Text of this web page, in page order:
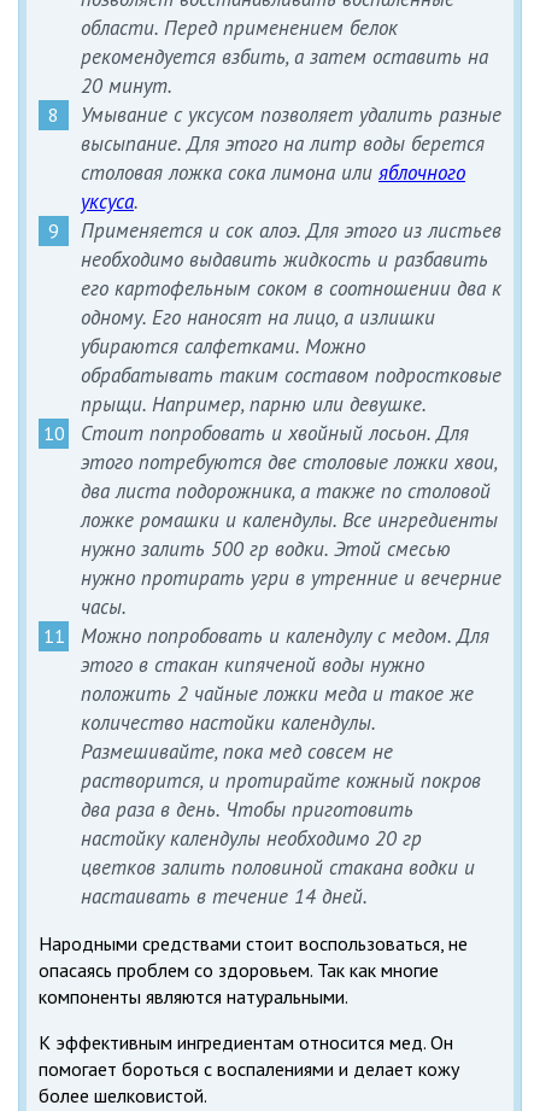
области. Перед применением белок
рекомендуется взбить, а затем оставить на
20 минут.
Умывание с уксусом позволяет удалить разные
высыпание. Для этого на литр воды берется
столовая ложка сока лимона или яблочного
уксуса.
Применяется и сок алоэ. Для этого из листьев
необходимо выдавить жидкость и разбавить
его картофельным соком в соотношении два к
одному. Его наносят на лицо, а излишки
убираются салфетками. Можно
обрабатывать таким составом подростковые
прыщи. Например, парню или девушке.
Стоит попробовать и хвойный лосьон. Для
этого потребуются две столовые ложки хвои,
два листа подорожника, а также по столовой
ложке ромашки и календулы. Все ингредиенты
нужно залить 500 гр водки. Этой смесью
нужно протирать угри в утренние и вечерние
часы.
Можно попробовать и календулу с медом. Для
этого в стакан кипяченой воды нужно
положить 2 чайные ложки меда и такое же
количество настойки календулы.
Размешивайте, пока мед совсем не
растворится, и протирайте кожный покров
два раза в день. Чтобы приготовить
настойку календулы необходимо 20 гр
цветков залить половиной стакана водки и
настаивать в течение 14 дней.
Народными средствами стоит воспользоваться, не
опасаясь проблем со здоровьем. Так как многие
компоненты являются натуральными.
К эффективным ингредиентам относится мед. Он
помогает бороться с воспалениями и делает кожу
более шелковистой.